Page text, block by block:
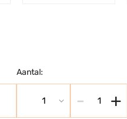
Aantal:
+
-